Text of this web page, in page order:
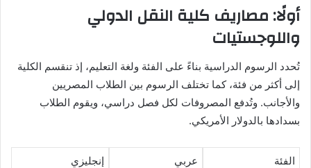
أولًا: مصاريف كلية النقل الدولي
واللوجستيات
تُحدد الرسوم الدراسية بناءً على الفئة ولغة التعليم، إذ تنقسم الكلية
إلى أكثر من فئة، كما تختلف الرسوم بين الطلاب المصريين
والأجانب. وتُدفع المصروفات لكل فصل دراسي، ويقوم الطلاب
بسدادها بالدولار الأمريكي.
الفئة عربي إنجليزي